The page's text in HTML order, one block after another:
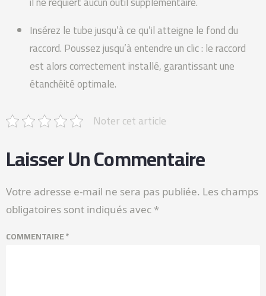
Insérez le tube jusqu’à ce qu’il atteigne le fond du
raccord. Poussez jusqu’à entendre un clic : le raccord
est alors correctement installé, garantissant une
étanchéité optimale.
Noter cet article
Laisser Un Commentaire
Votre adresse e-mail ne sera pas publiée. Les champs
obligatoires sont indiqués avec *
COMMENTAIRE*